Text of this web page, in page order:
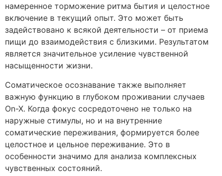
намеренное торможение ритма бытия и целостное
включение в текущий опыт. Это может быть
задействовано к всякой деятельности – от приема
пищи до взаимодействия с близкими. Результатом
является значительное усиление чувственной
насыщенности жизни.
Соматическое осознавание также выполняет
важную функцию в глубоком проживании случаев
On-X. Когда фокус сосредоточено не только на
наружные стимулы, но и на внутренние
соматические переживания, формируется более
целостное и цельное переживание. Это в
особенности значимо для анализа комплексных
чувственных состояний.